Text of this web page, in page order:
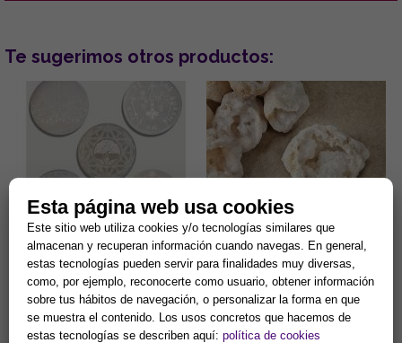
Te sugerimos otros productos:
DISCO DE SELENITA
GRABADO. MODELOS
SURTIDOS (15 cm.)
Gran capacidad para la
limpieza de minerales y
energias negativas.
Propiedades purificantes y
7,90 €
GEODA CUARZO CRISTAL 4-
6CM APROX.
¿Sientes tu hogar pesado o
estancado? Despierta la
energía de tu entorno con el
sanador maestro de la
2,44 €
Esta página web usa cookies
Este sitio web utiliza cookies y/o tecnologías similares que
almacenan y recuperan información cuando navegas. En general,
estas tecnologías pueden servir para finalidades muy diversas,
como, por ejemplo, reconocerte como usuario, obtener información
sobre tus hábitos de navegación, o personalizar la forma en que
se muestra el contenido. Los usos concretos que hacemos de
estas tecnologías se describen aquí: política de cookies